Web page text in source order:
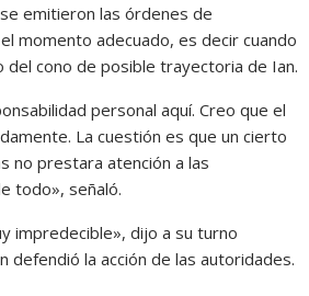
emitieron las órdenes de
momento adecuado, es decir cuando
del cono de posible trayectoria de Ian.
personal aquí. Creo que el
La cuestión es que un cierto
no prestara atención a las
todo», señaló.
impredecible», dijo a su turno
defendió la acción de las autoridades.